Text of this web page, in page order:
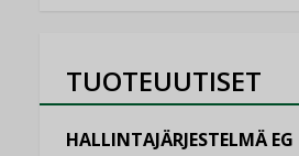
TUOTEUUTISET
HALLINTAJÄRJESTELMÄ EG